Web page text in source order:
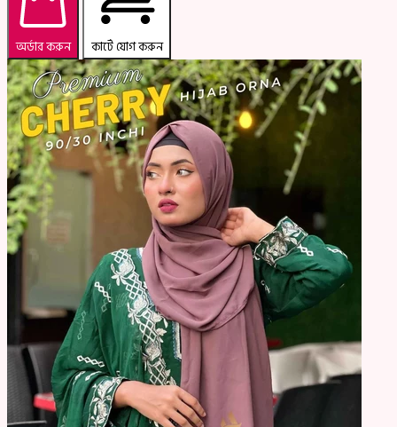
অর্ডার করুন কার্টে যোগ করুন